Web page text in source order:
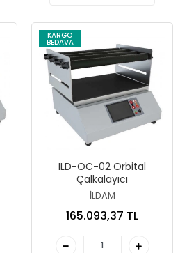
KARGO
BEDAVA
ILD-OC-02 Orbital
Çalkalayıcı
İLDAM
165.093,37 TL